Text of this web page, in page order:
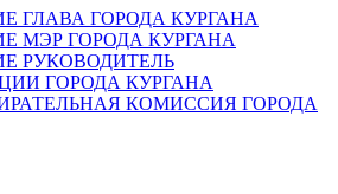
ГЛАВА ГОРОДА КУРГАНА
МЭР ГОРОДА КУРГАНА
РУКОВОДИТЕЛЬ
ГОРОДА КУРГАНА
КОМИССИЯ ГОРОДА